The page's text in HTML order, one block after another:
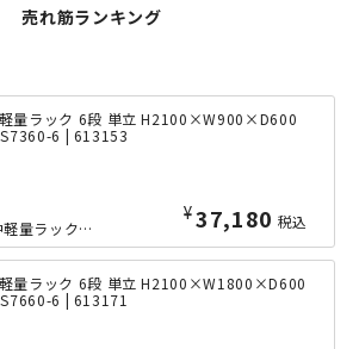
売れ筋ランキング
量ラック 6段 単立 H2100×W900×D600
6 | 613153
¥37,180 税込
横幅900mmの6段中軽量ラックの、奥行きたっぷりな600mmタイプ。ボルトレス...
量ラック 6段 単立 H2100×W1800×D600
6 | 613171